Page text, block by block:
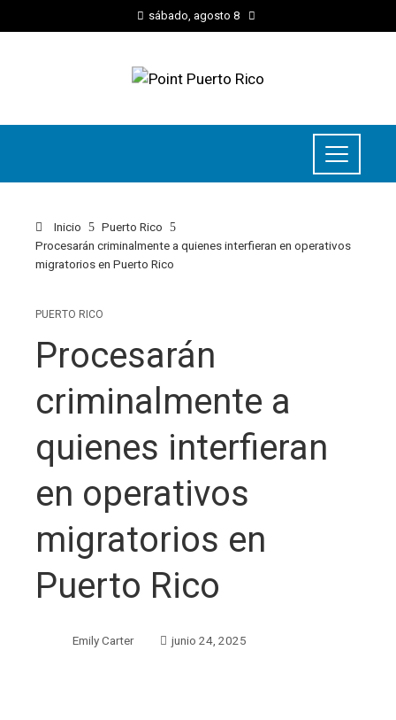
sábado, agosto 8
Inicio
Puerto Rico
Procesarán criminalmente a quienes interfieran en operativos
migratorios en Puerto Rico
PUERTO RICO
Procesarán
criminalmente a
quienes interfieran
en operativos
migratorios en
Puerto Rico
Emily Carter junio 24, 2025